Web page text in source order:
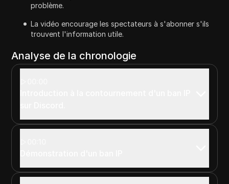
problème.
La vidéo encourage les spectateurs à s'abonner s'ils
trouvent l'information utile.
Analyse de la chronologie